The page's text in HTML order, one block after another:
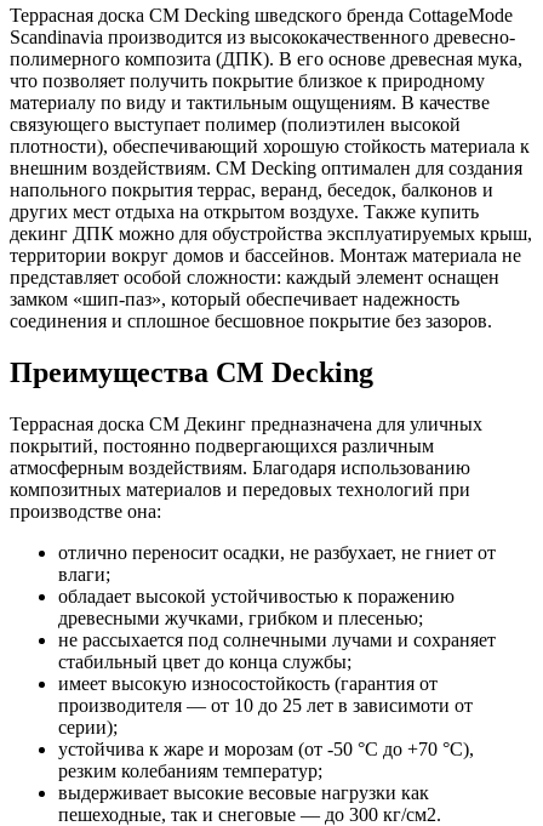
Террасная доска CM Decking шведского бренда CottageMode
Scandinavia производится из высококачественного древесно-
полимерного композита (ДПК). В его основе древесная мука,
что позволяет получить покрытие близкое к природному
материалу по виду и тактильным ощущениям. В качестве
связующего выступает полимер (полиэтилен высокой
плотности), обеспечивающий хорошую стойкость материала к
внешним воздействиям. CM Decking оптимален для создания
напольного покрытия террас, веранд, беседок, балконов и
других мест отдыха на открытом воздухе. Также купить
декинг ДПК можно для обустройства эксплуатируемых крыш,
территории вокруг домов и бассейнов. Монтаж материала не
представляет особой сложности: каждый элемент оснащен
замком «шип-паз», который обеспечивает надежность
соединения и сплошное бесшовное покрытие без зазоров.
Преимущества CM Decking
Террасная доска СМ Декинг предназначена для уличных
покрытий, постоянно подвергающихся различным
атмосферным воздействиям. Благодаря использованию
композитных материалов и передовых технологий при
производстве она:
отлично переносит осадки, не разбухает, не гниет от
влаги;
обладает высокой устойчивостью к поражению
древесными жучками, грибком и плесенью;
не рассыхается под солнечными лучами и сохраняет
стабильный цвет до конца службы;
имеет высокую износостойкость (гарантия от
производителя — от 10 до 25 лет в зависимоти от
серии);
устойчива к жаре и морозам (от -50 °С до +70 °C),
резким колебаниям температур;
выдерживает высокие весовые нагрузки как
пешеходные, так и снеговые — до 300 кг/см2.